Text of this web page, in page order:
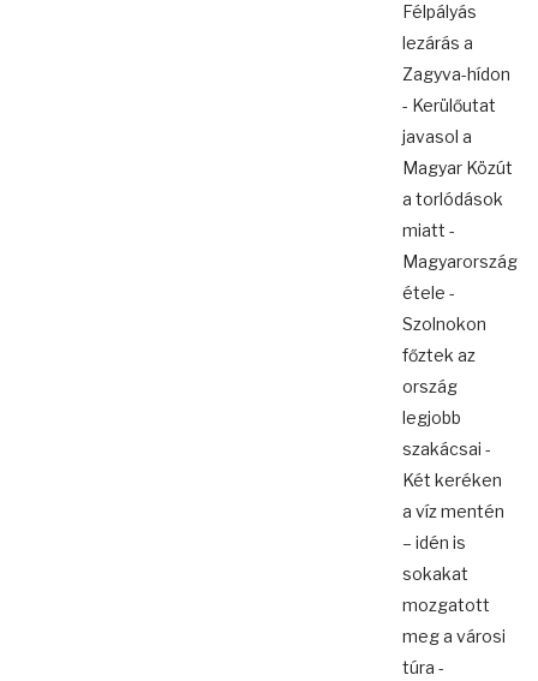
Félpályás
lezárás a
Zagyva-hídon
- Kerülőutat
javasol a
Magyar Közút
a torlódások
miatt -
Magyarország
étele -
Szolnokon
főztek az
ország
legjobb
szakácsai -
Két keréken
a víz mentén
– idén is
sokakat
mozgatott
meg a városi
túra -